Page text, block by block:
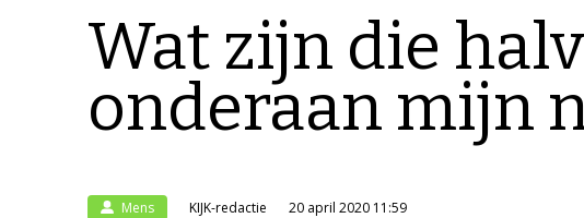
Wat zijn die
onderaan mijn
Mens KIJK-redactie 20 april 2020 11:59